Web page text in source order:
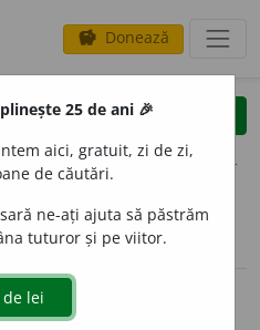
savings Donează
clear
opțiuni
(24)
25 de ani 🎉
aici, gratuit, zi de zi,
de căutări.
ne-ați ajuta să păstrăm
tuturor și pe viitor.